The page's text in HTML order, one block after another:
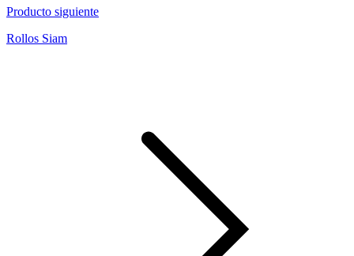
Producto siguiente
Rollos Siam